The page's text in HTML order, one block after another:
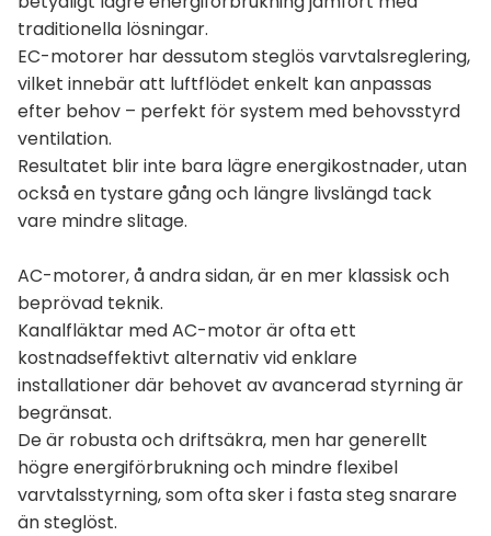
traditionella lösningar.
EC-motorer har dessutom steglös varvtalsreglering,
vilket innebär att luftflödet enkelt kan anpassas
efter behov – perfekt för system med behovsstyrd
ventilation.
Resultatet blir inte bara lägre energikostnader, utan
också en tystare gång och längre livslängd tack
vare mindre slitage.
AC-motorer, å andra sidan, är en mer klassisk och
beprövad teknik.
Kanalfläktar med AC-motor är ofta ett
kostnadseffektivt alternativ vid enklare
installationer där behovet av avancerad styrning är
begränsat.
De är robusta och driftsäkra, men har generellt
högre energiförbrukning och mindre flexibel
varvtalsstyrning, som ofta sker i fasta steg snarare
än steglöst.